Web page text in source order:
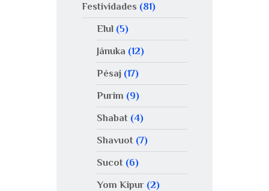
Festividades (81)
Elul(5)
Jánuka (12)
Pésaj(17)
Purim (9)
Shabat(4)
Shavuot(7)
Sucot(6)
Yom Kipur(2)